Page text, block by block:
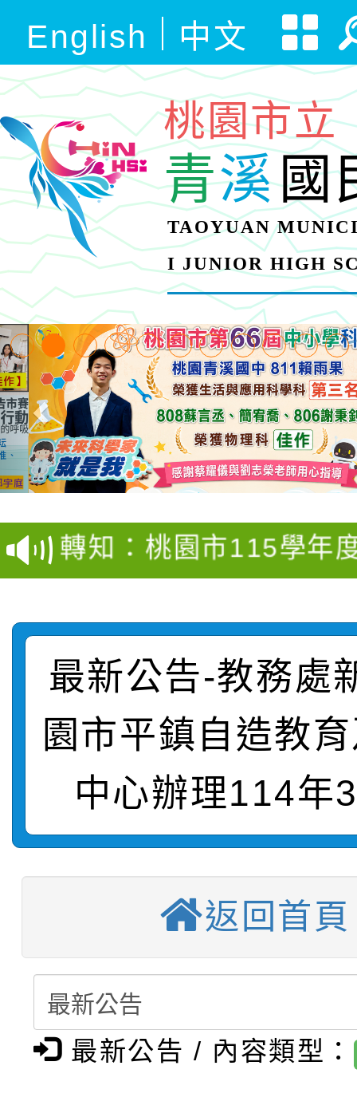
English 中文
桃園市立
青溪國
TAOYUAN
I JUNIOR HIGH
【甄選結果(第4招)】
學年度第1學期第9次代
結果(第4招)
【甄選結果(第12招)】
學年度第1學期第7次代
結果(第12招)
轉知：桃園市115學年
賽及師生本土語及新住
賽實施要點
轉知：「桃園市115學
比賽實施要點」
轉知：「115年金融知
動辦法」
轉知臺中市政府政風處
城市手牽手，綠能透明
畫影片一案
轉知：「115學年度全
劇比賽實施要點」及修
表
轉知：桃園市115年度
敬師藝文競賽』實施計
【甄選結果(第11招)】
學年度第1學期第7次代
【甄選結果(第3招)】
結果(第3招)
學年度第1學期第9次
結果(第4招)
【甄選結果(第12招)】
學年度第1學期第7次代
結果(第12招)
轉知：桃園市115學年
賽及師生本土語及新住
賽實施要點
轉知：「桃園市115學
比賽實施要點」
轉知：「115年金融知
最新公告-教務處
園市平鎮自造教
中心辦理114年
返回首頁
最新公告 / 內容類型：